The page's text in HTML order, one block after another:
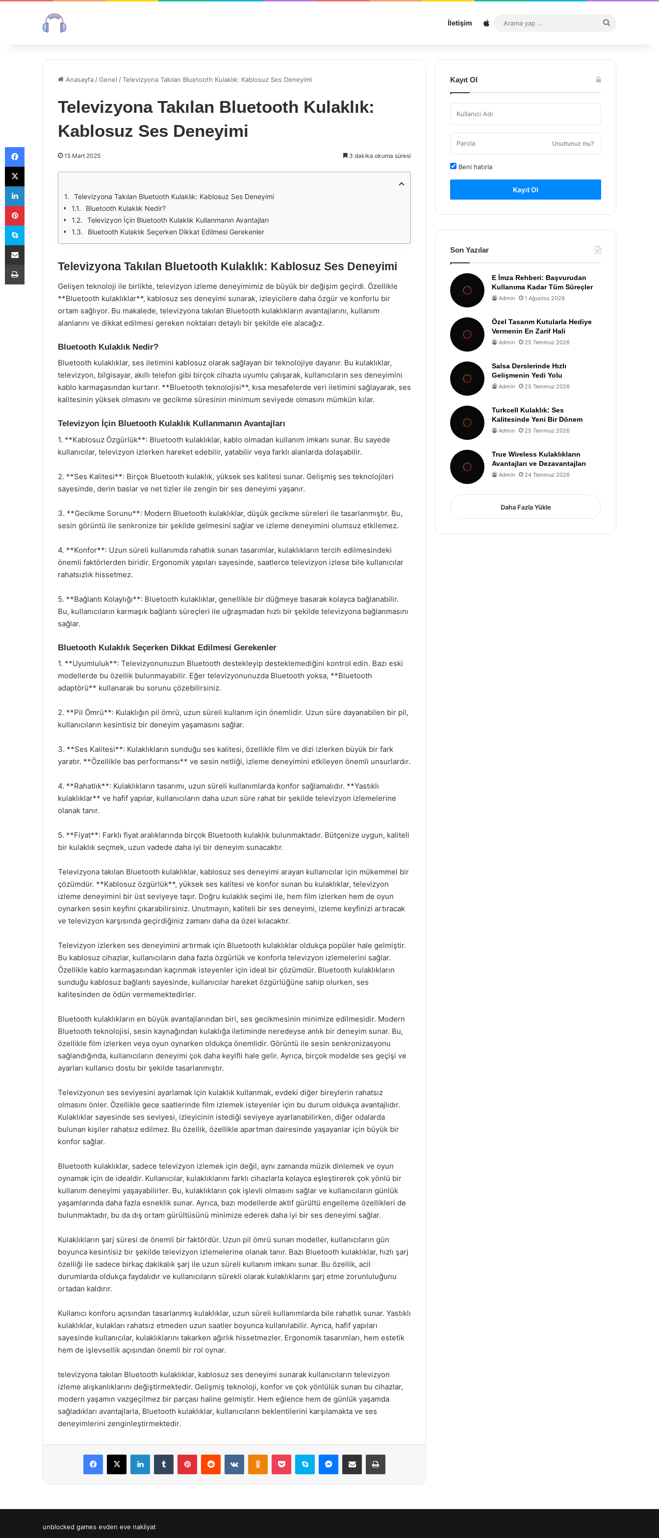
İletişim Sitemap
...
Anasayfa /Genel /Televizyona Takılan Bluetooth Kulaklık: Kablosuz Ses Deneyimi
Televizyona Takılan Bluetooth Kulaklık:
Kablosuz Ses Deneyimi
15 Mart 2025 3 dakika okuma süresi
Televizyona Takılan Bluetooth Kulaklık: Kablosuz Ses Deneyimi
Bluetooth Kulaklık Nedir?
Televizyon İçin Bluetooth Kulaklık Kullanmanın Avantajları
Bluetooth Kulaklık Seçerken Dikkat Edilmesi Gerekenler
Televizyona Takılan Bluetooth Kulaklık: Kablosuz Ses Deneyimi
Gelişen teknoloji ile birlikte, televizyon izleme deneyimimiz de büyük bir değişim geçirdi. Özellikle
**Bluetooth kulaklıklar**, kablosuz ses deneyimi sunarak, izleyicilere daha özgür ve konforlu bir
ortam sağlıyor. Bu makalede, televizyona takılan Bluetooth kulaklıkların avantajlarını, kullanım
alanlarını ve dikkat edilmesi gereken noktaları detaylı bir şekilde ele alacağız.
Bluetooth Kulaklık Nedir?
Bluetooth kulaklıklar, ses iletimini kablosuz olarak sağlayan bir teknolojiye dayanır. Bu kulaklıklar,
televizyon, bilgisayar, akıllı telefon gibi birçok cihazla uyumlu çalışarak, kullanıcıların ses deneyimini
kablo karmaşasından kurtarır. **Bluetooth teknolojisi**, kısa mesafelerde veri iletimini sağlayarak, ses
kalitesinin yüksek olmasını ve gecikme süresinin minimum seviyede olmasını mümkün kılar.
Televizyon İçin Bluetooth Kulaklık Kullanmanın Avantajları
1. **Kablosuz Özgürlük**: Bluetooth kulaklıklar, kablo olmadan kullanım imkanı sunar. Bu sayede
kullanıcılar, televizyon izlerken hareket edebilir, yatabilir veya farklı alanlarda dolaşabilir.
2. **Ses Kalitesi**: Birçok Bluetooth kulaklık, yüksek ses kalitesi sunar. Gelişmiş ses teknolojileri
sayesinde, derin baslar ve net tizler ile zengin bir ses deneyimi yaşanır.
3. **Gecikme Sorunu**: Modern Bluetooth kulaklıklar, düşük gecikme süreleri ile tasarlanmıştır. Bu,
sesin görüntü ile senkronize bir şekilde gelmesini sağlar ve izleme deneyimini olumsuz etkilemez.
4. **Konfor**: Uzun süreli kullanımda rahatlık sunan tasarımlar, kulaklıkların tercih edilmesindeki
önemli faktörlerden biridir. Ergonomik yapıları sayesinde, saatlerce televizyon izlese bile kullanıcılar
rahatsızlık hissetmez.
5. **Bağlantı Kolaylığı**: Bluetooth kulaklıklar, genellikle bir düğmeye basarak kolayca bağlanabilir.
Bu, kullanıcıların karmaşık bağlantı süreçleri ile uğraşmadan hızlı bir şekilde televizyona bağlanmasını
sağlar.
Bluetooth Kulaklık Seçerken Dikkat Edilmesi Gerekenler
1. **Uyumluluk**: Televizyonunuzun Bluetooth destekleyip desteklemediğini kontrol edin. Bazı eski
modellerde bu özellik bulunmayabilir. Eğer televizyonunuzda Bluetooth yoksa, **Bluetooth
adaptörü** kullanarak bu sorunu çözebilirsiniz.
2. **Pil Ömrü**: Kulaklığın pil ömrü, uzun süreli kullanım için önemlidir. Uzun süre dayanabilen bir pil,
kullanıcıların kesintisiz bir deneyim yaşamasını sağlar.
3. **Ses Kalitesi**: Kulaklıkların sunduğu ses kalitesi, özellikle film ve dizi izlerken büyük bir fark
yaratır. **Özellikle bas performansı** ve sesin netliği, izleme deneyimini etkileyen önemli unsurlardır.
4. **Rahatlık**: Kulaklıkların tasarımı, uzun süreli kullanımlarda konfor sağlamalıdır. **Yastıklı
kulaklıklar** ve hafif yapılar, kullanıcıların daha uzun süre rahat bir şekilde televizyon izlemelerine
olanak tanır.
5. **Fiyat**: Farklı fiyat aralıklarında birçok Bluetooth kulaklık bulunmaktadır. Bütçenize uygun, kaliteli
bir kulaklık seçmek, uzun vadede daha iyi bir deneyim sunacaktır.
Televizyona takılan Bluetooth kulaklıklar, kablosuz ses deneyimi arayan kullanıcılar için mükemmel bir
çözümdür. **Kablosuz özgürlük**, yüksek ses kalitesi ve konfor sunan bu kulaklıklar, televizyon
izleme deneyimini bir üst seviyeye taşır. Doğru kulaklık seçimi ile, hem film izlerken hem de oyun
oynarken sesin keyfini çıkarabilirsiniz. Unutmayın, kaliteli bir ses deneyimi, izleme keyfinizi artıracak
ve televizyon karşısında geçirdiğiniz zamanı daha da özel kılacaktır.
Televizyon izlerken ses deneyimini artırmak için Bluetooth kulaklıklar oldukça popüler hale gelmiştir.
Bu kablosuz cihazlar, kullanıcıların daha fazla özgürlük ve konforla televizyon izlemelerini sağlar.
Özellikle kablo karmaşasından kaçınmak isteyenler için ideal bir çözümdür. Bluetooth kulaklıkların
sunduğu kablosuz bağlantı sayesinde, kullanıcılar hareket özgürlüğüne sahip olurken, ses
kalitesinden de ödün vermemektedirler.
Bluetooth kulaklıkların en büyük avantajlarından biri, ses gecikmesinin minimize edilmesidir. Modern
Bluetooth teknolojisi, sesin kaynağından kulaklığa iletiminde neredeyse anlık bir deneyim sunar. Bu,
özellikle film izlerken veya oyun oynarken oldukça önemlidir. Görüntü ile sesin senkronizasyonu
sağlandığında, kullanıcıların deneyimi çok daha keyifli hale gelir. Ayrıca, birçok modelde ses geçişi ve
ayarları kullanıcı dostu bir şekilde tasarlanmıştır.
Televizyonun ses seviyesini ayarlamak için kulaklık kullanmak, evdeki diğer bireylerin rahatsız
olmasını önler. Özellikle gece saatlerinde film izlemek isteyenler için bu durum oldukça avantajlıdır.
Kulaklıklar sayesinde ses seviyesi, izleyicinin istediği seviyeye ayarlanabilirken, diğer odalarda
bulunan kişiler rahatsız edilmez. Bu özellik, özellikle apartman dairesinde yaşayanlar için büyük bir
konfor sağlar.
Bluetooth kulaklıklar, sadece televizyon izlemek için değil, aynı zamanda müzik dinlemek ve oyun
oynamak için de idealdir. Kullanıcılar, kulaklıklarını farklı cihazlarla kolayca eşleştirerek çok yönlü bir
kullanım deneyimi yaşayabilirler. Bu, kulaklıkların çok işlevli olmasını sağlar ve kullanıcıların günlük
yaşamlarında daha fazla esneklik sunar. Ayrıca, bazı modellerde aktif gürültü engelleme özellikleri de
bulunmaktadır, bu da dış ortam gürültüsünü minimize ederek daha iyi bir ses deneyimi sağlar.
Kulaklıkların şarj süresi de önemli bir faktördür. Uzun pil ömrü sunan modeller, kullanıcıların gün
boyunca kesintisiz bir şekilde televizyon izlemelerine olanak tanır. Bazı Bluetooth kulaklıklar, hızlı şarj
özelliği ile sadece birkaç dakikalık şarj ile uzun süreli kullanım imkanı sunar. Bu özellik, acil
durumlarda oldukça faydalıdır ve kullanıcıların sürekli olarak kulaklıklarını şarj etme zorunluluğunu
ortadan kaldırır.
Kullanıcı konforu açısından tasarlanmış kulaklıklar, uzun süreli kullanımlarda bile rahatlık sunar. Yastıklı
kulaklıklar, kulakları rahatsız etmeden uzun saatler boyunca kullanılabilir. Ayrıca, hafif yapıları
sayesinde kullanıcılar, kulaklıklarını takarken ağırlık hissetmezler. Ergonomik tasarımları, hem estetik
hem de işlevsellik açısından önemli bir rol oynar.
televizyona takılan Bluetooth kulaklıklar, kablosuz ses deneyimi sunarak kullanıcıların televizyon
izleme alışkanlıklarını değiştirmektedir. Gelişmiş teknoloji, konfor ve çok yönlülük sunan bu cihazlar,
modern yaşamın vazgeçilmez bir parçası haline gelmiştir. Hem eğlence hem de günlük yaşamda
sağladıkları avantajlarla, Bluetooth kulaklıklar, kullanıcıların beklentilerini karşılamakta ve ses
deneyimlerini zenginleştirmektedir.
Facebook
X LinkedInTumblr PinterestReddit VKontakteOdnoklassniki
Pocket Skype Messenger
E-Posta ile paylaş Yazdır
Kayıt Ol
Unuttunuz mu?
Beni hatırla
Kayıt Ol
Son Yazılar
E İmza Rehberi: Başvurudan
Kullanıma Kadar Tüm Süreçler
Admin 1 Ağustos 2026
Özel Tasarım Kutularla Hediye
Vermenin En Zarif Hali
Admin 25 Temmuz 2026
Salsa Derslerinde Hızlı
Gelişmenin Yedi Yolu
Admin 25 Temmuz 2026
Turkcell Kulaklık: Ses
Kalitesinde Yeni Bir Dönem
Admin 25 Temmuz 2026
True Wireless Kulaklıkların
Avantajları ve Dezavantajları
Admin 24 Temmuz 2026
Daha Fazla Yükle
unblocked games evden eve nakliyat
Facebook
X
LinkedIn
Pinterest
Skype
E-Posta ile paylaş